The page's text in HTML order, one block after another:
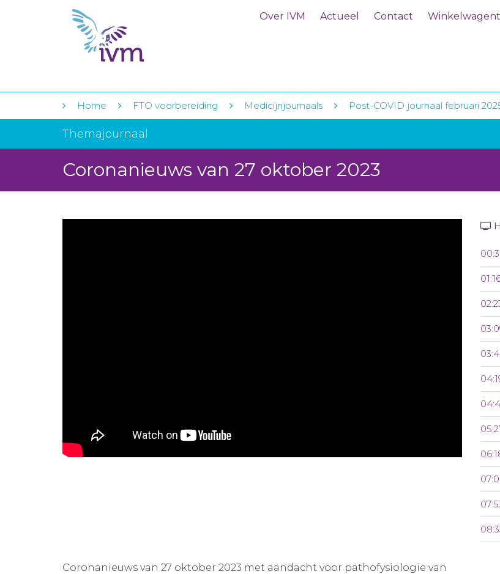
Over IVM Actueel Contact
Home FTO voorbereiding Medicijnjournaals Post-COVID journaal februari
Themajournaal
Coronanieuws van 27 oktober 2023
Coronanieuws van 27 oktober 2023 met aandacht voor pathofysiologie van